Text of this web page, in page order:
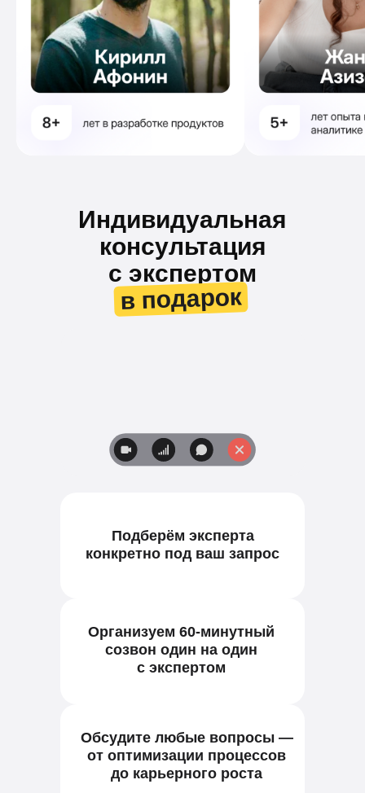
Индивидуальная
консультация
с экспертом
в подарок
Подберём эксперта
конкретно под ваш запрос
Организуем 60-минутный
созвон один на один
с экспертом
Обсудите любые вопросы —
от оптимизации процессов
до карьерного роста
в подарок